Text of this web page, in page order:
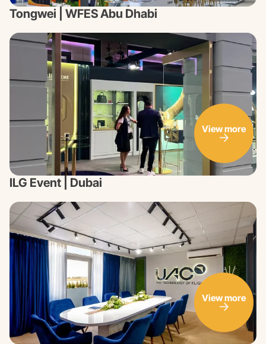
Tongwei | WFES Abu Dhabi
ILG Event | Dubai
View more
View more